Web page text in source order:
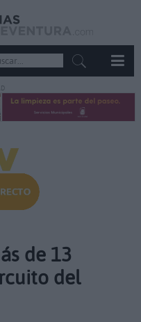
de 13
del